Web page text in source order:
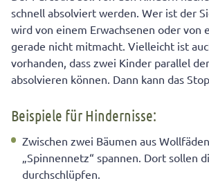
schnell absolviert werden. Wer ist der
wird von einem Erwachsenen oder von
gerade nicht mitmacht. Vielleicht ist
vorhanden, dass zwei Kinder parallel
absolvieren können. Dann kann das
Beispiele für Hindernisse:
Zwischen zwei Bäumen aus
„Spinnennetz“ spannen. Dort sollen
durchschlüpfen.